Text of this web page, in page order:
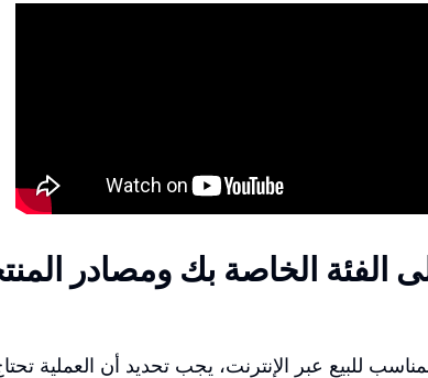
الفئة الخاصة بك ومصادر
للبيع عبر الإنترنت، يجب تحديد أن العملية